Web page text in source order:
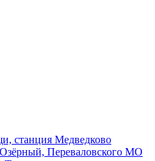
станция Медведково
Переваловского МО